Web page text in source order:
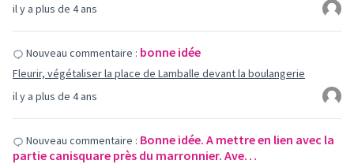
il y a plus de 4 ans
il y a plus de 4 ans
Nouveau commentaire : bonne idée
Fleurir, végétaliser la place de Lamballe devant la boulangerie
Nouveau commentaire : Bonne idée. A mettre en lien avec la
partie canisquare près du marronnier. Ave…